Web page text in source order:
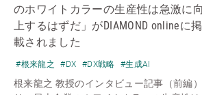
のホワイトカラーの生産性は急激に向
上するはずだ」がDIAMOND onlineに掲
載されました
#根来龍之 #DX #DX戦略 #生成AI
根来龍之 教授のインタビュー記事（前編